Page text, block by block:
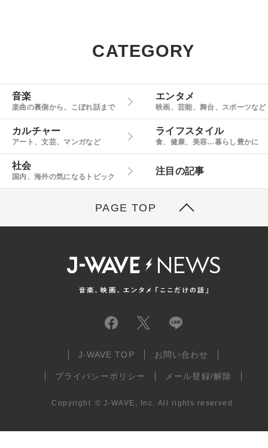
CATEGORY
音楽
楽曲の裏側から、こぼれ話まで
エンタメ
映画、芸能、舞台、スポーツなど
カルチャー
アート、文芸、マンガなど
ライフスタイル
食、健康、美容…暮らし豊かに
社会
国内、海外の気になるトピック
注目の記事
PAGE TOP
J-WAVE TOP お問い合わせ
プライバシーポリシー メール登録/解除
Copyright © J-WAVE, Inc. All rights reserved.